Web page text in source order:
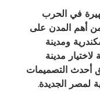
في الحرب
من أهم المدن على
ومدينة
مدينة
أحدث التصميمات
لمصر الجديدة.